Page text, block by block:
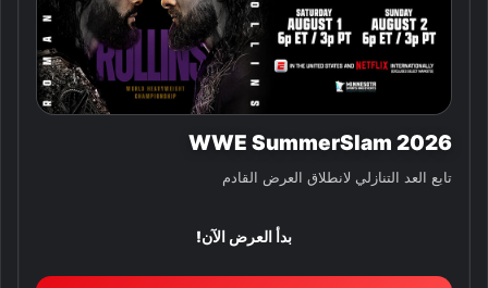
WWE SummerSlam 2026
تابع العد التنازلي لانطلاق العرض القادم
بدأ العرض الآن!